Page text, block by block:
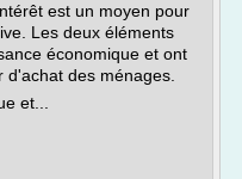
est un moyen pour
Les deux éléments
économique et ont
des ménages.
et...